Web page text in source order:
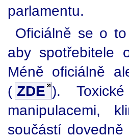
parlamentu.
Oficiálně se o
aby spotřebitele
Méně oficiálně
( ZDE ).
manipulacemi,
součástí